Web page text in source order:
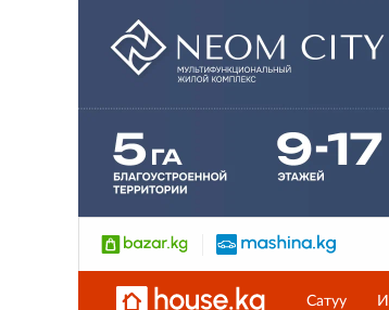
Сатуу